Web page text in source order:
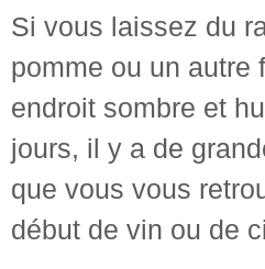
Si vous laissez du
pomme ou un autre
endroit sombre et
jours, il y a de
que vous vous
début de vin ou de